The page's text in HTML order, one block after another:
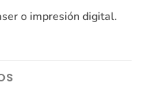
o impresión digital.